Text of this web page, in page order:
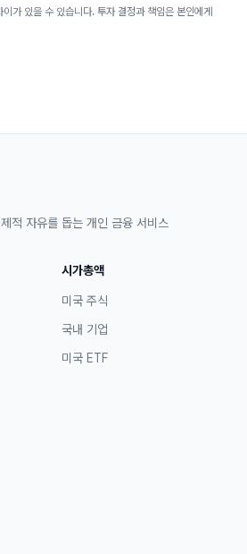
가 있을 수 있습니다. 투자 결정과 책임은 본인에게
적 자유를 돕는 개인 금융 서비스
시가총액
미국 주식
국내 기업
미국 ETF